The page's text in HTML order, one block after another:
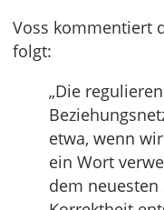
Voss kommentiert
folgt:
„Die
etwa, wenn
ein Wort
dem